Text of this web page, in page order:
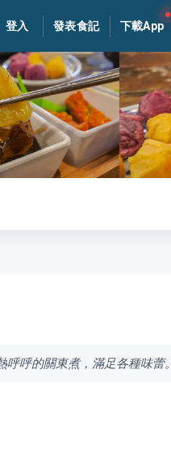
登入 發表食記 下載App
呼的關東煮，滿足各種味蕾。